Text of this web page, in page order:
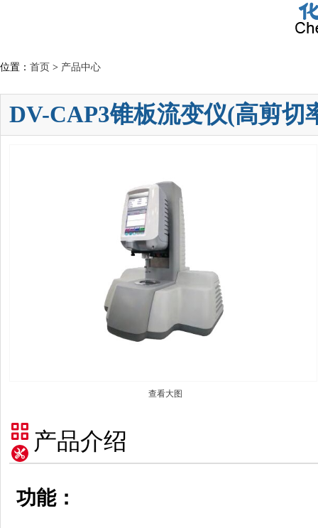
位置： 首页 > 产品中心
DV-CAP3锥板流变仪(高剪切
查看大图
产品介绍
功能：